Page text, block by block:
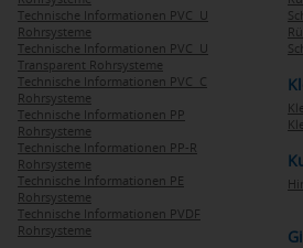
Technische Informationen PVC U
Rohrsysteme
Technische Informationen PVC U
Transparent Rohrsysteme
Technische Informationen PVC C
Rohrsysteme
Technische Informationen PP
Rohrsysteme
Technische Informationen PP-R
Rohrsysteme
Technische Informationen PE
Rohrsysteme
Technische Informationen PVDF
Rohrsysteme